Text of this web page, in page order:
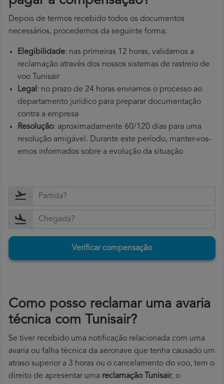
Depois de termos recebido todos os documentos
necessários, procedemos da seguinte forma:
Elegibilidade: nas primeiras 12 horas, validamos a
reclamação através dos nossos sistemas de rastreio de
voo Tunisair
Legal: no prazo de 24 horas enviamos o processo ao
departamento jurídico para preparar documentação
contra a empresa
Resolução: aproximadamente 60/120 dias para uma
resolução amigável. Durante este período, manter-vos-
emos informados sobre a evolução da situação
Verificar compensação
Como posso reclamar uma avaria
técnica com Tunisair?
Se tiver recebido uma notificação relacionada com uma
avaria ou falha técnica da aeronave que tenha causado um
atraso superior a 3 horas ou o cancelamento do voo, tem o
direito de apresentar uma reclamação Tunisair, o